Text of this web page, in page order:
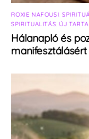
ROXIE NAFOUSI ,
SPIRITUALITÁS ÚJ
Hálanapló és
manifesztálásért